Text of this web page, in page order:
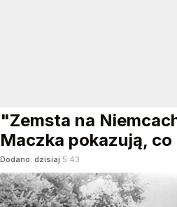
"Zemsta na
Maczka pokazują,
Dodano: dzisiaj 5:43